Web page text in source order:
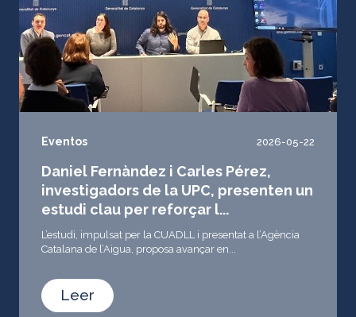
Eventos 2026-05-22
Daniel Fernàndez i Carles Pérez,
investigadors de la UPC, presenten un
estudi clau per reforçar l...
L’estudi, impulsat per la CUADLL i presentat a l’Agència
Catalana de l’Aigua, proposa avançar en...
Leer